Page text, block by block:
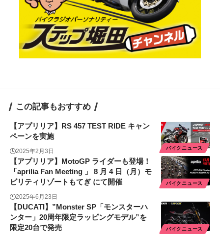
この記事もおすすめ
バイクニュース
【アプリリア】RS 457 TEST RIDE キャン
ペーンを実施
2025年2月3日
バイクニュース
【アプリリア】MotoGP ライダーも登場！
「aprilia Fan Meeting 」 8 月 4 日（月）モ
ビリティリゾートもてぎ にて開催
2025年6月23日
バイクニュース
【DUCATI】”Monster SP「モンスターハ
ンター」20周年限定ラッピングモデル”を
限定20台で発売